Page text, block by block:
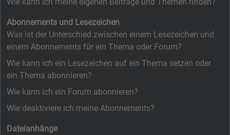
Abonnements und Lesezeichen
Was ist der Unterschied zwischen einem Lesezeichen und
einem Abonnements für ein Thema oder Forum?
Wie kann ich ein Lesezeichen auf ein Thema setzen oder
ein Thema abonnieren?
Wie kann ich ein Forum abonnieren?
Wie deaktiviere ich meine Abonnements?
Dateianhänge